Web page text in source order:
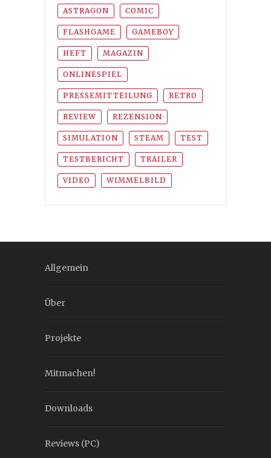
ASTRAGON COMIC
FLASHGAME GAMEBOY
HEFT MAGAZIN
ONLINESPIEL
PRESSEMITTEILUNG RETRO
REVIEW REZENSION
SIMULATION STEAM TEST
TESTBERICHT TRAILER
VIDEO WIMMELBILD
Allgemein
Über
Projekte
Mitmachen!
Downloads
Reviews (PC)